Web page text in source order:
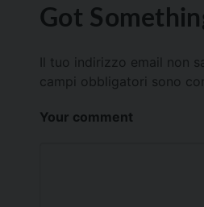
Got
Il tuo indirizzo email non
campi obbligatori sono
Your comment